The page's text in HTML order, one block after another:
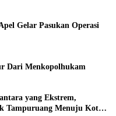
Gelar Pasukan Operasi
Dari Menkopolhukam
yang Ekstrem,
Tampuruang Menuju Koto